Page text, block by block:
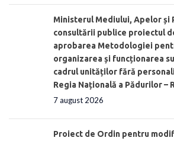
Ministerul Mediului, Apelor și
consultării publice proiectul
aprobarea Metodologiei
organizarea și funcționarea
cadrul unităților fără
Regia Națională a Pădurilor –
7 august 2026
Proiect de Ordin pentru